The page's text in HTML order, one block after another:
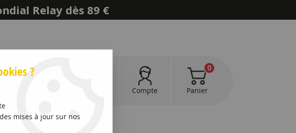
Relay dès 89 €
Compte
0
Panier
?
mises à jour sur nos